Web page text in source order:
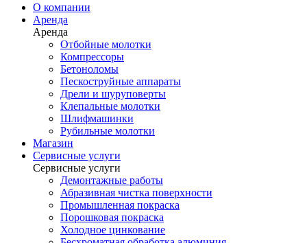
О компании
Аренда
Аренда
Отбойные молотки
Компрессоры
Бетоноломы
Пескоструйные аппараты
Дрели и шуруповерты
Клепальные молотки
Шлифмашинки
Рубильные молотки
Магазин
Сервисные услуги
Сервисные услуги
Демонтажные работы
Абразивная чистка поверхности
Промышленная покраска
Порошковая покраска
Холодное цинкование